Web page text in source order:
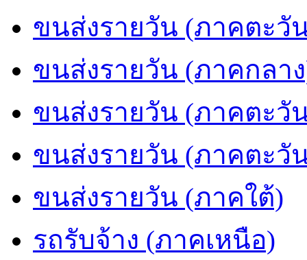
ขนส่งรายวัน (ภาคตะวั
ขนส่งรายวัน (ภาคกลา
ขนส่งรายวัน (ภาคตะวั
ขนส่งรายวัน (ภาคตะวั
ขนส่งรายวัน (ภาคใต้)
รถรับจ้าง (ภาคเหนือ)